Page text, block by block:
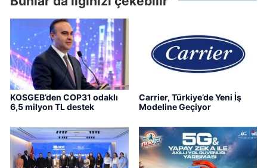
KOSGEB’den COP31 odaklı
6,5 milyon TL destek
Carrier, Türkiye’de Yeni İş
Modeline Geçiyor